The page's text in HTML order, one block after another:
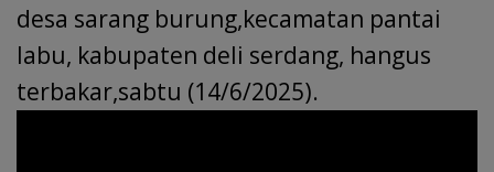
desa sarang burung,kecamatan pantai
labu, kabupaten deli serdang, hangus
terbakar,sabtu (14/6/2025).